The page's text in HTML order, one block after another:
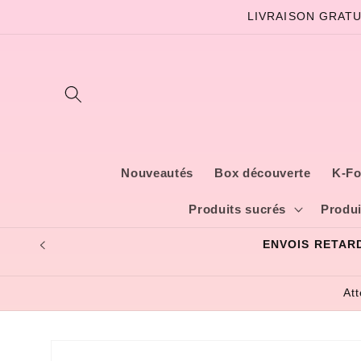
LIVRAISON
Nouveautés Box découverte K-
Produits sucrés